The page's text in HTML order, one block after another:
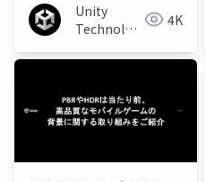
Unity
Technologies 4K